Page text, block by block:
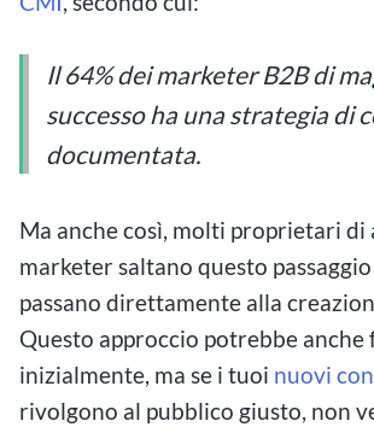
Il 64% dei marketer B2B di
successo ha una strategia di
documentata.
Ma anche così, molti proprietari di
marketer saltano questo
passano direttamente alla
Questo approccio potrebbe anche
inizialmente, ma se i tuoi nuovi
rivolgono al pubblico giusto, non